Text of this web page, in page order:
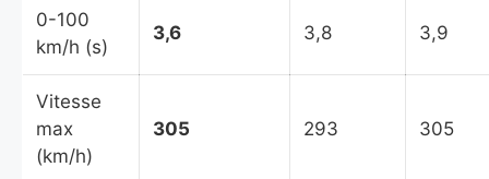
0-100
km/h (s)
3,6 3,8 3,9
Vitesse
max
(km/h)
305 293 305